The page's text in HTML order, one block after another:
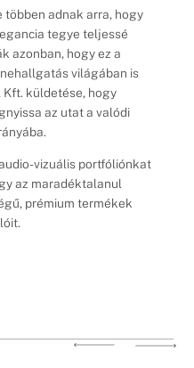
többen adnak arra, hogy
tegye teljessé
azonban, hogy ez a
világában is
küldetése, hogy
az utat a valódi
vizuális portfóliónkat
az maradéktalanul
prémium termékek